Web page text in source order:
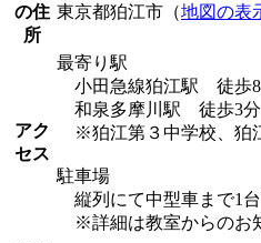
の住
所
東京都狛江市（地図の表
アク
セス
最寄り駅
小田急線狛江駅 徒歩
和泉多摩川駅 徒歩3分
※狛江第３中学校、狛
駐車場
縦列にて中型車まで1
※詳細は教室からのお